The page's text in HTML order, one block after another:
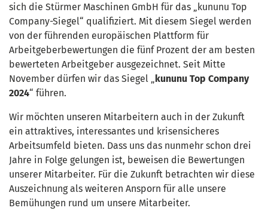
sich die Stürmer Maschinen GmbH für das „kununu Top
Company-Siegel“ qualifiziert. Mit diesem Siegel werden
von der führenden europäischen Plattform für
Arbeitgeberbewertungen die fünf Prozent der am besten
bewerteten Arbeitgeber ausgezeichnet. Seit Mitte
November dürfen wir das Siegel „ kununu Top Company
2024“ führen.
Wir möchten unseren Mitarbeitern auch in der Zukunft
ein attraktives, interessantes und krisensicheres
Arbeitsumfeld bieten. Dass uns das nunmehr schon drei
Jahre in Folge gelungen ist, beweisen die Bewertungen
unserer Mitarbeiter. Für die Zukunft betrachten wir diese
Auszeichnung als weiteren Ansporn für alle unsere
Bemühungen rund um unsere Mitarbeiter.